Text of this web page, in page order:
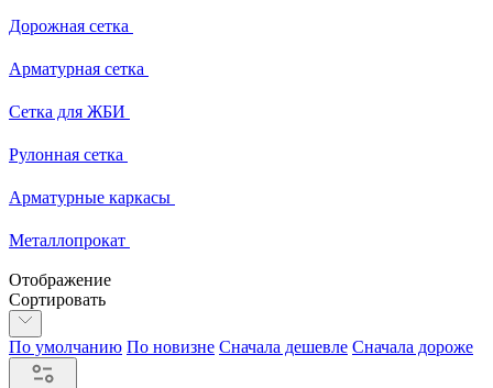
Дорожная сетка
Арматурная сетка
Сетка для ЖБИ
Рулонная сетка
Арматурные каркасы
Металлопрокат
Отображение
Сортировать
По умолчанию По новизне Сначала дешевле Сначала дороже